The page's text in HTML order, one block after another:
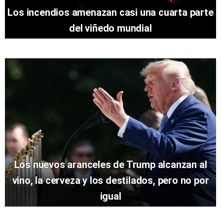
Los incendios amenazan casi una cuarta parte
del viñedo mundial
Los nuevos aranceles de Trump alcanzan al
vino, la cerveza y los destilados, pero no por
igual